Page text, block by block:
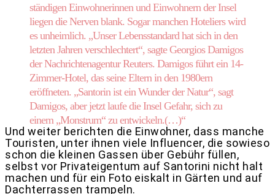
ständigen Einwohnerinnen und Einwohnern der Insel
liegen die Nerven blank. Sogar manchen Hoteliers wird
es unheimlich. „Unser Lebensstandard hat sich in den
letzten Jahren verschlechtert“, sagte Georgios Damigos
der Nachrichtenagentur Reuters. Damigos führt ein 14-
Zimmer-Hotel, das seine Eltern in den 1980ern
eröffneten. „Santorin ist ein Wunder der Natur“, sagt
Damigos, aber jetzt laufe die Insel Gefahr, sich zu
einem „Monstrum“ zu entwickeln.(…)“
Und weiter berichten die Einwohner, dass manche
Touristen, unter ihnen viele Influencer, die sowieso
schon die kleinen Gassen über Gebühr füllen,
selbst vor Privateigentum auf Santorini nicht halt
machen und für ein Foto eiskalt in Gärten und auf
Dachterrassen trampeln.